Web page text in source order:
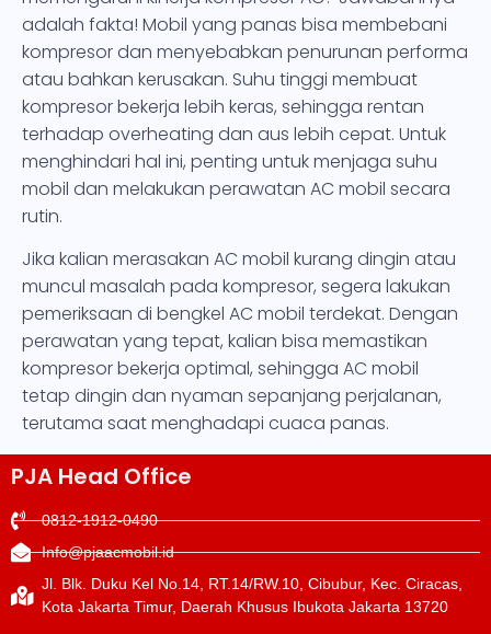
adalah fakta! Mobil yang panas bisa membebani
kompresor dan menyebabkan penurunan performa
atau bahkan kerusakan. Suhu tinggi membuat
kompresor bekerja lebih keras, sehingga rentan
terhadap overheating dan aus lebih cepat. Untuk
menghindari hal ini, penting untuk menjaga suhu
mobil dan melakukan perawatan AC mobil secara
rutin.
Jika kalian merasakan AC mobil kurang dingin atau
muncul masalah pada kompresor, segera lakukan
pemeriksaan di bengkel AC mobil terdekat. Dengan
perawatan yang tepat, kalian bisa memastikan
kompresor bekerja optimal, sehingga AC mobil
tetap dingin dan nyaman sepanjang perjalanan,
terutama saat menghadapi cuaca panas.
PJA Head Office
0812-1912-0490
Info@pjaacmobil.id
Jl. Blk. Duku Kel No.14, RT.14/RW.10, Cibubur, Kec. Ciracas,
Kota Jakarta Timur, Daerah Khusus Ibukota Jakarta 13720